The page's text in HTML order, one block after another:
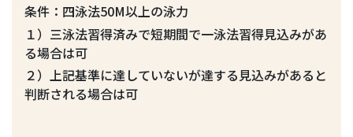
条件：四泳法50M以上の泳力
１）三泳法習得済みで短期間で一泳法習得見込みがあ
る場合は可
２）上記基準に達していないが達する見込みがあると
判断される場合は可